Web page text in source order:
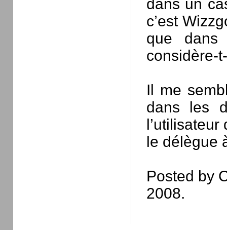
dans un
c’est
que dans
considère-
Il me
dans les
le délègue
Posted by
2008.